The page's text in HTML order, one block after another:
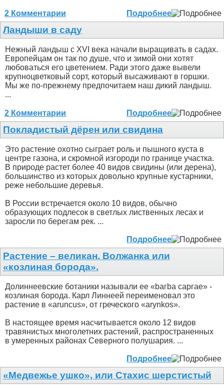
2 Комментарии Подробнее
Ландыши в саду
Нежный ландыш с XVI века начали выращивать в садах.
Европейцам он так по душе, что и зимой они хотят
любоваться его цветением. Ради этого даже вывели
крупноцветковый сорт, который высаживают в горшки.
Мы же по-прежнему предпочитаем наш дикий ландыш.
...
2 Комментарии Подробнее
Покладистый дёрен или свидина
Это растение охотно сыграет роль и пышного куста в
центре газона, и скромной изгороди по границе участка.
В природе растет более 40 видов свидины (или дерена),
большинство из которых довольно крупные кустарники,
реже небольшие деревья.
В России встречается около 10 видов, обычно
образующих подлесок в светлых лиственных лесах и
заросли по берегам рек. ...
Подробнее
Растение – великан. Волжанка или
«козлиная борода».
Долиннеевские ботаники называли ее «bагbа саргае» -
козлиная борода. Карл Линнеей переименовал это
растение в «aruncus», от греческого «arynkos».
В настоящее время насчитывается около 12 видов
травянистых многолетних растений, распространенных
в умеренных районах Северного полушария. ...
Подробнее
«Медвежье ушко», или Стахис шерстистый